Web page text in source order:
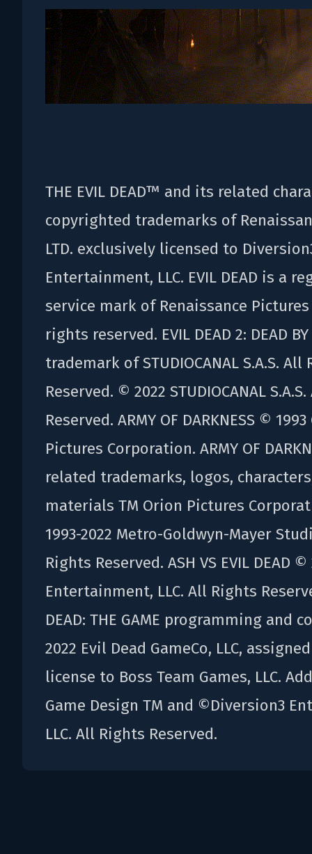
THE EVIL DEAD™ and its related
copyrighted trademarks of
LTD. exclusively licensed to
Entertainment, LLC. EVIL DEAD is a
service mark of Renaissance Pictures
rights reserved. EVIL DEAD 2: DEAD
trademark of STUDIOCANAL S.A.S. All
Reserved. © 2022 STUDIOCANAL
Reserved. ARMY OF DARKNESS ©
Pictures Corporation. ARMY OF
related trademarks, logos,
materials TM Orion Pictures
1993-2022 Metro-Goldwyn-Mayer
Rights Reserved. ASH VS EVIL DEAD ©
Entertainment, LLC. All Rights
DEAD: THE GAME programming and
2022 Evil Dead GameCo, LLC,
license to Boss Team Games, LLC.
Game Design TM and ©Diversion3
LLC. All Rights Reserved.